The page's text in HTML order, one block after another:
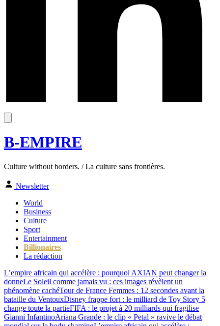
B-EMPIRE
Culture without borders. / La culture sans frontières.
Newsletter
World
Business
Culture
Sport
Entertainment
Billionaires
La rédaction
L’empire africain qui accélère : pourquoi AXIAN peut changer la
donneLe Soleil comme jamais vu : ces images révèlent un
phénomène cachéTour de France Femmes : 12 secondes avant la
bataille du VentouxDisney frappe fort : le milliard de Toy Story 5
change toute la partieFIFA : le projet à 20 milliards qui fragilise
Gianni InfantinoAriana Grande : le clip « Petal » ravive le débat